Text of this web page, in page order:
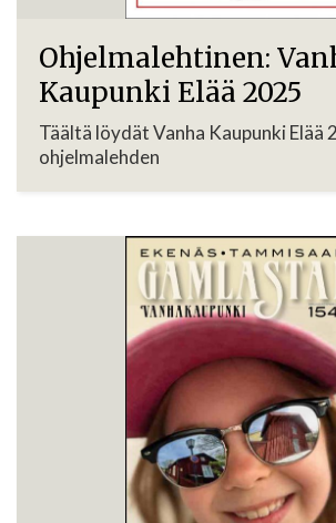
Ohjelmalehtinen:
Kaupunki Elää 2025
Täältä löydät Vanha Kaupunki Elää
ohjelmalehden